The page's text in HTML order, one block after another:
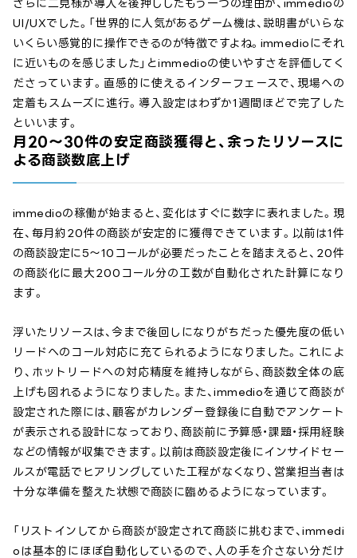
さらに二見様が導入を後押ししたもう一つの理由が、immedioの
UI/UXでした。「世界的に人気があるゲーム機は、説明書がいらな
いくらい感覚的に操作できるのが特徴ですよね。immedioにそれ
に近いものを感じました」とimmedioの使いやすさを評価してく
ださっています。直感的に使えるインターフェースで、現場への
定着もスムーズに進行。導入設定はわずか1週間ほどで完了した
といいます。
月20〜30件の安定商談獲得と、余ったリソースに
よる商談数底上げ
immedioの稼働が始まると、変化はすぐに数字に表れました。現
在、毎月約20件の商談が安定的に獲得できています。以前は1件
の商談設定に5～10コールが必要だったことを踏まえると、20件
の商談化に最大200コール分の工数が自動化された計算になり
ます。
浮いたリソースは、今まで後回しになりがちだった優先度の低い
リードへのコール対応に充てられるようになりました。これによ
り、ホットリードへの対応精度を維持しながら、商談数全体の底
上げも図れるようになりました。また、immedioを通じて商談が
設定された際には、顧客がカレンダー登録後に自動でアンケート
が表示される設計になっており、商談前に予算感・課題・採用経験
などの情報が収集できます。以前は商談設定後にインサイドセー
ルスが電話でヒアリングしていた工程がなくなり、営業担当者は
十分な準備を整えた状態で商談に臨めるようになっています。
「リストインしてから商談が設定されて商談に挑むまで、immedi
oは基本的にほぼ自動化しているので、人の手を介さない分だけ